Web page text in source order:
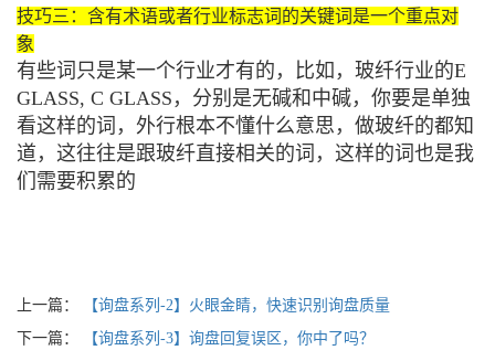
技巧三：含有术语或者行业标志词的关键词是一个重点对
象
有些词只是某一个行业才有的，比如，玻纤行业的E
GLASS, C GLASS，分别是无碱和中碱，你要是单独
看这样的词，外行根本不懂什么意思，做玻纤的都知
道，这往往是跟玻纤直接相关的词，这样的词也是我
们需要积累的
上一篇：
【询盘系列-2】火眼金睛，快速识别询盘质量
下一篇：
【询盘系列-3】询盘回复误区，你中了吗？